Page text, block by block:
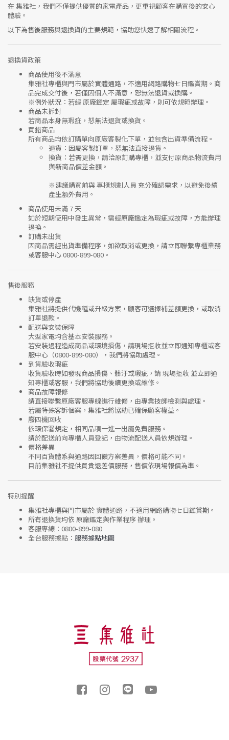
在集雅社 ，我們不僅提供優質的家電產品，更重視顧客在購買後的安心
體驗。
以下為售後服務與退換貨的主要規範，協助您快速了解相關流程。
退換貨政策
商品使用後不滿意
集雅社專櫃與門市屬於實體通路，不適用網路購物七日鑑賞期 。商
品完成交付後，若僅因個人不滿意，恕無法退貨或換購。
※例外狀況：若經 原廠鑑定 屬瑕疵或故障，則可依規範辦理。
商品未拆封
若商品本身無瑕疵，恕無法退貨或換貨。
買錯商品
所有商品均依訂購單向原廠客製化下單 ，並包含出貨準備流程。
退貨 ：因屬客製訂單，恕無法直接退貨。
換貨 ：若需更換，請洽原訂購專櫃，並支付原商品物流費用
與新商品價差金額 。
※建議購買前與專櫃規劃人員 充分確認需求，以避免後續
產生額外費用。
商品使用未滿 7 天
如於短期使用中發生異常，需經原廠鑑定為瑕疵或故障，方能辦理
退換。
訂購未出貨
因商品需經出貨準備程序，如欲取消或更換，請立即聯繫專櫃業務
或客服中心 0800-899-080 。
售後服務
缺貨或停產
集雅社將提供代機種或升級方案 ，顧客可選擇補差額更換，或取消
訂單退款。
配送與安裝保障
大型家電均含基本安裝服務。
若安裝過程造成商品或環境損傷，請現場拒收並立即通知專櫃或客
服中心 （0800-899-080），我們將協助處理。
到貨驗收瑕疵
收貨驗收時如發現商品損傷、髒汙或瑕疵 ，請 現場拒收 並立即通
知專櫃或客服，我們將協助後續更換或維修。
商品故障報修
請直接聯繫原廠客服專線進行維修，由專業技師檢測與處理。
若屬特殊客訴個案，集雅社將協助已確保顧客權益。
廢四機回收
依環保署規定，相同品項一進一出屬免費服務。
請於配送前向專櫃人員登記，由物流配送人員依規辦理。
價格差異
不同百貨體系與通路因回饋方案差異，價格可能不同。
目前集雅社不提供買貴退差價服務 ，售價依現場報價為準。
特別提醒
集雅社專櫃與門市屬於 實體通路，不適用網路購物七日鑑賞期 。
所有退換貨均依 原廠鑑定與作業程序辦理。
客服專線： 0800-899-080
全台服務據點： 服務據點地圖